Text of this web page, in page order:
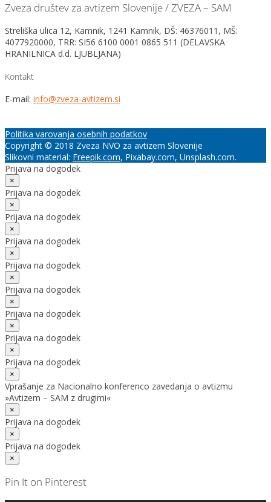
Zveza društev za avtizem Slovenije / ZVEZA – SAM
Streliška ulica 12, Kamnik, 1241 Kamnik, DŠ: 46376011, MŠ:
4077920000, TRR: SI56 6100 0001 0865 511 (DELAVSKA
HRANILNICA d.d. LJUBLJANA)
Kontakt
E-mail: info@zveza-avtizem.si
Politika varovanja osebnih podatkov
Copyright © 2018 Zveza NVO za avtizem Slovenije
Slikovni material: Freepik.com, Pixabay.com, Unsplash.com.
Prijava na dogodek
×
Prijava na dogodek
×
Prijava na dogodek
×
Prijava na dogodek
×
Prijava na dogodek
×
Prijava na dogodek
×
Prijava na dogodek
×
Prijava na dogodek
×
Prijava na dogodek
×
Vprašanje za Nacionalno konferenco zavedanja o avtizmu
»Avtizem – SAM z drugimi«
×
Prijava na dogodek
×
Prijava na dogodek
×
Pin It on Pinterest